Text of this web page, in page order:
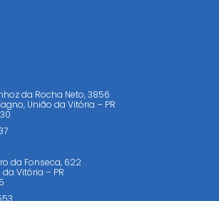
da Rocha Neto, 3856
União da Vitória – PR
da Fonseca, 622
Vitória – PR